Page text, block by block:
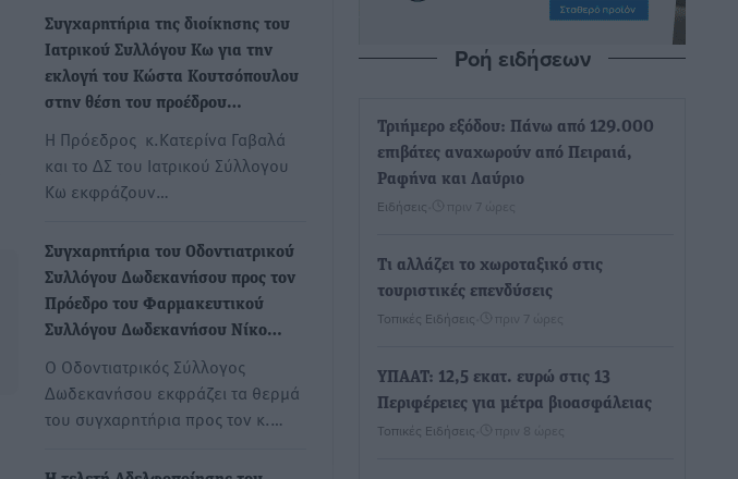
Συγχαρητήρια της διοίκησης του
Ιατρικού Συλλόγου Κω για την
εκλογή του Κώστα Κουτσόπουλου
στην θέση του προέδρου…
Η Πρόεδρος κ.Κατερίνα Γαβαλά
και το ΔΣ του Ιατρικού Σύλλογου
Κω εκφράζουν…
Συγχαρητήρια του Οδοντιατρικού
Συλλόγου Δωδεκανήσου προς τον
Πρόεδρο του Φαρμακευτικού
Συλλόγου Δωδεκανήσου Νίκο…
Ο Οδοντιατρικός Σύλλογος
Δωδεκανήσου εκφράζει τα θερμά
του συγχαρητήρια προς τον κ.…
Ροή ειδήσεων
Τριήμερο εξόδου: Πάνω από 129.000
επιβάτες αναχωρούν από Πειραιά,
Ραφήνα και Λαύριο
Ειδήσεις πριν 7 ώρες
Τι αλλάζει το χωροταξικό στις
τουριστικές επενδύσεις
Τοπικές Ειδήσεις πριν 7 ώρες
ΥΠΑΑΤ: 12,5 εκατ. ευρώ στις 13
Περιφέρειες για μέτρα βιοασφάλειας
Τοπικές Ειδήσεις πριν 8 ώρες